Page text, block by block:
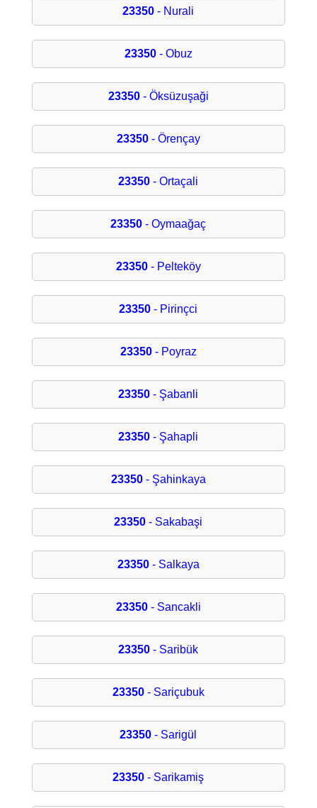
23350 - Nurali
23350- Obuz
23350- Öksüzuşaği
23350- Örençay
23350 - Ortaçali
23350 - Oymaağaç
23350- Pelteköy
23350 - Pirinçci
23350- Poyraz
23350 - Şabanli
23350 - Şahapli
23350- Şahinkaya
23350 - Sakabaşi
23350- Salkaya
23350- Sancakli
23350 - Saribük
23350- Sariçubuk
23350 - Sarigül
23350 - Sarikamiş